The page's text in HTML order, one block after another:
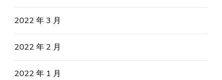
2022 年 3 月
2022 年 2 月
2022 年 1 月